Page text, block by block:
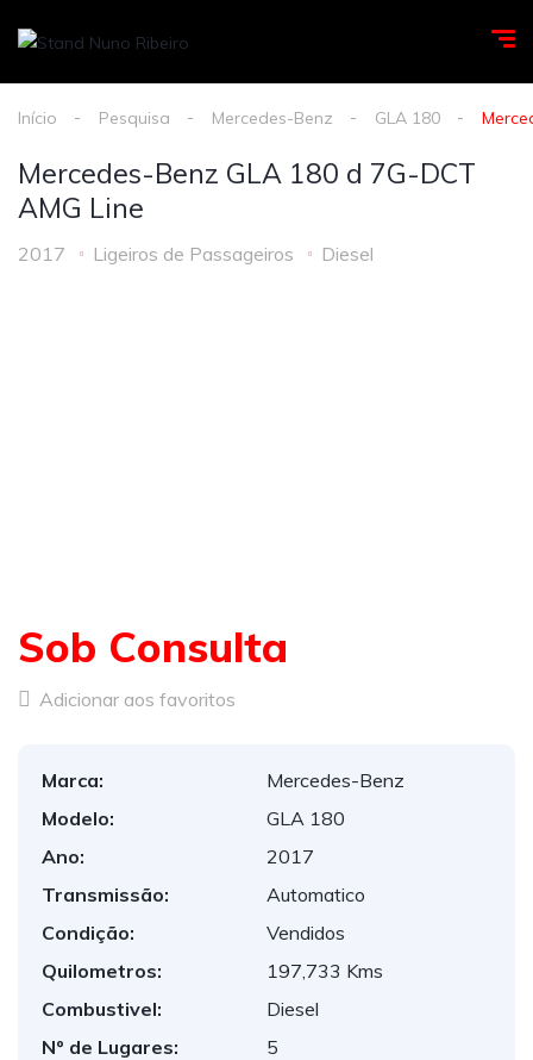
Início Pesquisa Mercedes-Benz GLA 180
Mercedes-Benz GLA 180 d 7G-DCT
AMG Line
2017 Ligeiros de Passageiros Diesel
Sob Consulta
Adicionar aos favoritos
Marca:
Mercedes-Benz
Modelo:
GLA 180
Ano:
2017
Transmissão:
Automatico
Condição:
Vendidos
Quilometros:
197,733 Kms
Combustivel:
Diesel
Nº de Lugares:
5